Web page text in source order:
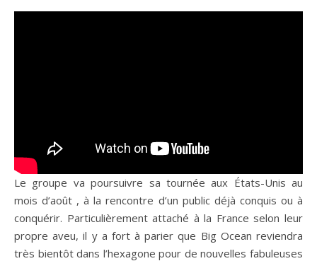
Le groupe va poursuivre sa tournée aux États-Unis au
mois d’août , à la rencontre d’un public déjà conquis ou à
conquérir. Particulièrement attaché à la France selon leur
propre aveu, il y a fort à parier que Big Ocean reviendra
très bientôt dans l’hexagone pour de nouvelles fabuleuses